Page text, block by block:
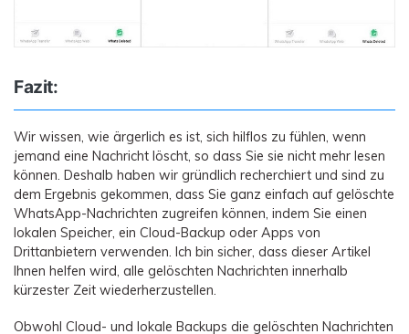
Fazit:
Wir wissen, wie ärgerlich es ist, sich hilflos zu fühlen, wenn
jemand eine Nachricht löscht, so dass Sie sie nicht mehr lesen
können. Deshalb haben wir gründlich recherchiert und sind zu
dem Ergebnis gekommen, dass Sie ganz einfach auf gelöschte
WhatsApp-Nachrichten zugreifen können, indem Sie einen
lokalen Speicher, ein Cloud-Backup oder Apps von
Drittanbietern verwenden. Ich bin sicher, dass dieser Artikel
Ihnen helfen wird, alle gelöschten Nachrichten innerhalb
kürzester Zeit wiederherzustellen.
Obwohl Cloud- und lokale Backups die gelöschten Nachrichten